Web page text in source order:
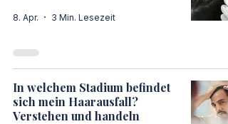
8. Apr. 3 Min. Lesezeit
In welchem Stadium befindet
sich mein Haarausfall?
Verstehen und handeln